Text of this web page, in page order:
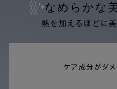
なめらかな
熱を加えるほどに